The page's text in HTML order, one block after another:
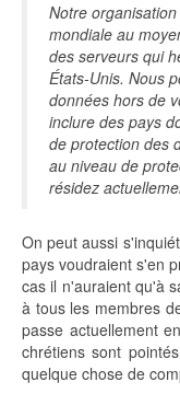
Notre
mondiale au
des serveurs qui
États-Unis. Nous
données hors de
inclure des pays
de protection des
au niveau de
résidez
On peut aussi
pays voudraient s'en
cas il n'auraient qu'à
à tous les membres
passe actuellement
chrétiens sont
quelque chose de